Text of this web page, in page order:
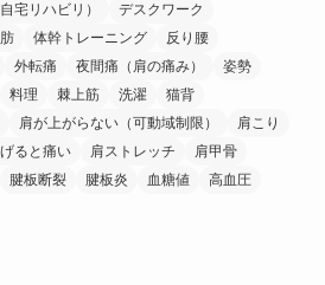
宅リハビリ）
デスクワーク
体幹トレーニング
反り腰
外転痛 夜間痛（肩の痛み）
姿勢
料理 棘上筋 洗濯
猫背
肩が上がらない（可動域制限）
肩こり
ると痛い 肩ストレッチ
肩甲骨
腱板断裂 腱板炎 血糖値 高血圧